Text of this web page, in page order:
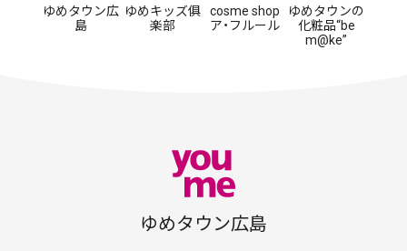
ゆめタウン広
島
ゆめキッズ俱
楽部
cosme shop
ア・フルール
ゆめタウンの
化粧品“be
m@ke”
ゆめタウン広島